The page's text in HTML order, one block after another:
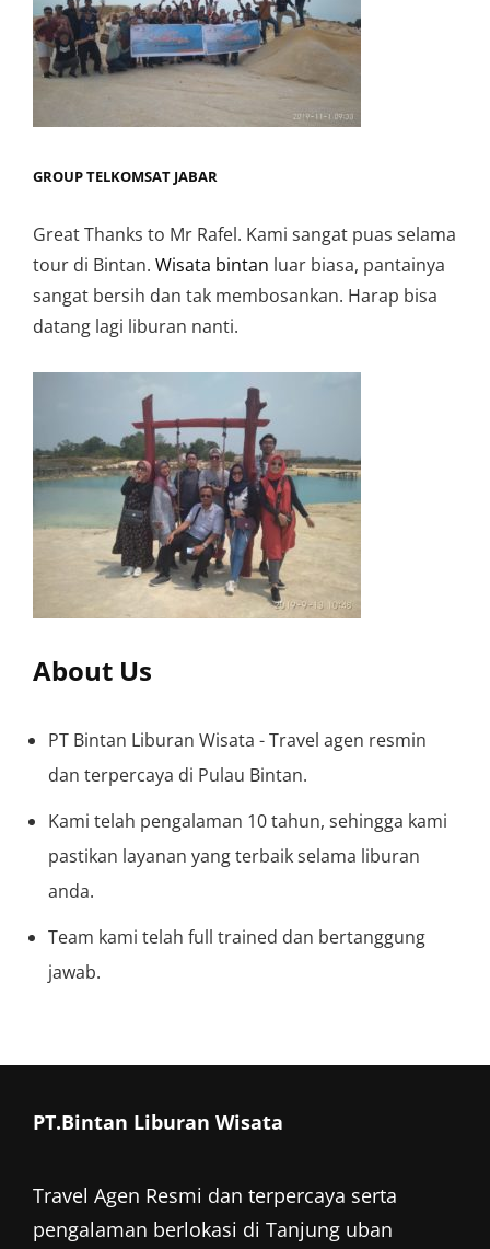
GROUP TELKOMSAT JABAR
Great Thanks to Mr Rafel. Kami sangat puas selama
tour di Bintan. Wisata bintan luar biasa, pantainya
sangat bersih dan tak membosankan. Harap bisa
datang lagi liburan nanti.
About Us
PT Bintan Liburan Wisata - Travel agen resmin
dan terpercaya di Pulau Bintan.
Kami telah pengalaman 10 tahun, sehingga kami
pastikan layanan yang terbaik selama liburan
anda.
Team kami telah full trained dan bertanggung
jawab.
PT.Bintan Liburan Wisata
Travel Agen Resmi dan terpercaya serta
pengalaman berlokasi di Tanjung uban